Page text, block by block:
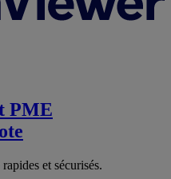
PME
et sécurisés.